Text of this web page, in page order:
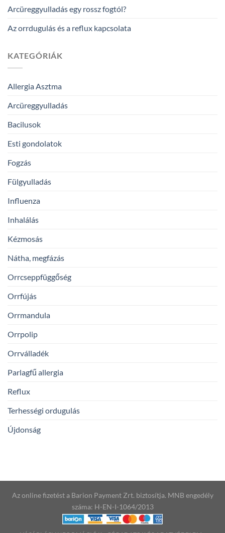
Arcüreggyulladás egy rossz fogtól?
Az orrdugulás és a reflux kapcsolata
KATEGÓRIÁK
Allergia Asztma
Arcüreggyulladás
Bacilusok
Esti gondolatok
Fogzás
Fülgyulladás
Influenza
Inhalálás
Kézmosás
Nátha, megfázás
Orrcseppfüggőség
Orrfújás
Orrmandula
Orrpolip
Orrválladék
Parlagfű allergia
Reflux
Terhességi ordugulás
Újdonság
Az online fizetést a Barion Payment Zrt. biztosítja. MNB engedély
száma: H-EN-I-1064/2013